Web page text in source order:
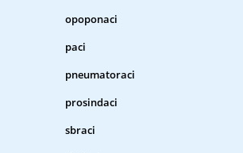
opoponaci
paci
pneumatoraci
prosindaci
sbraci